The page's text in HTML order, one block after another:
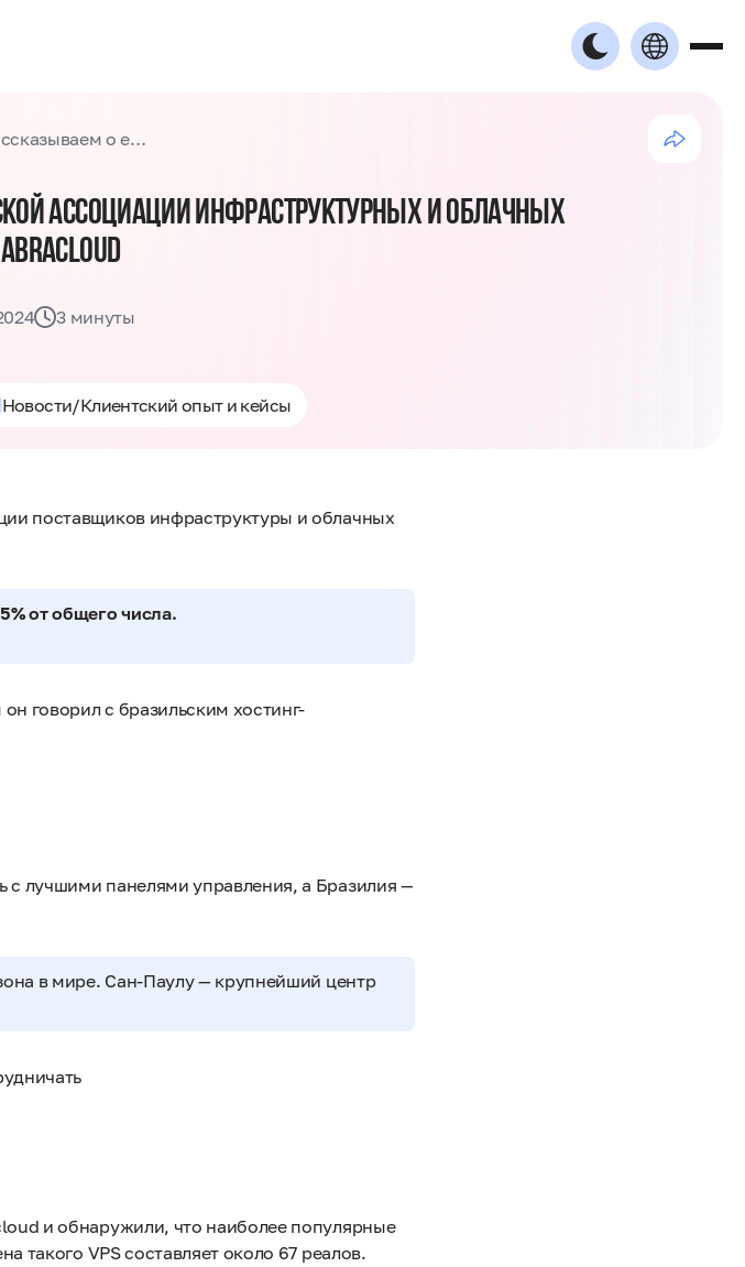
Рассказываем о ежегодном собрании бразильской ассоциации инфраструктурных и облачных сервисов AbraCloud
АССОЦИАЦИИ ИНФРАСТРУКТУРНЫХ И ОБЛАЧНЫХ
3 минуты
Новости/Клиентский опыт и кейсы
поставщиков инфраструктуры и облачных
от общего числа.
говорил с бразильским хостинг-
лучшими панелями управления, а Бразилия —
в мире. Сан-Паулу — крупнейший центр
и обнаружили, что наиболее популярные
такого VPS составляет около 67 реалов.